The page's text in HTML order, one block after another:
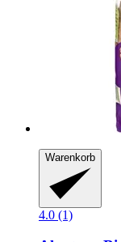
Warenkorb
4.0 (1)